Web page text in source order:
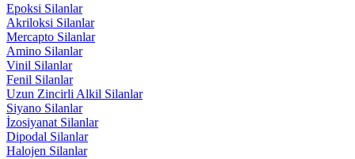
Epoksi Silanlar
Akriloksi Silanlar
Mercapto Silanlar
Amino Silanlar
Vinil Silanlar
Fenil Silanlar
Uzun Zincirli Alkil Silanlar
Siyano Silanlar
İzosiyanat Silanlar
Dipodal Silanlar
Halojen Silanlar